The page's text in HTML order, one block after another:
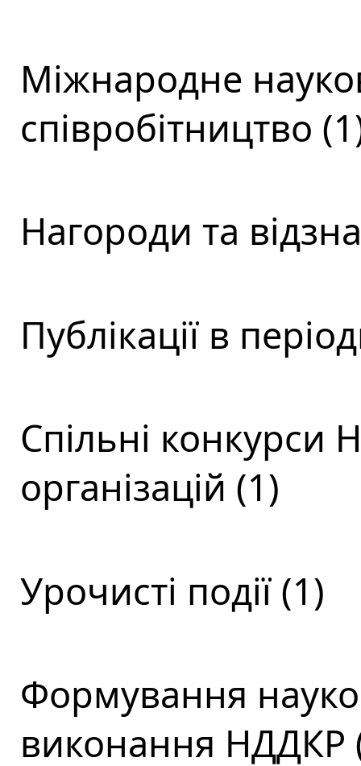
Міжнародне
співробітництво
Нагороди та
Публікації в
Спільні конкурси
організацій (1)
Урочисті події (1)
Формування
виконання НДДКР